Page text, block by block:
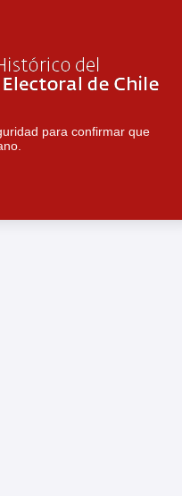
para confirmar que